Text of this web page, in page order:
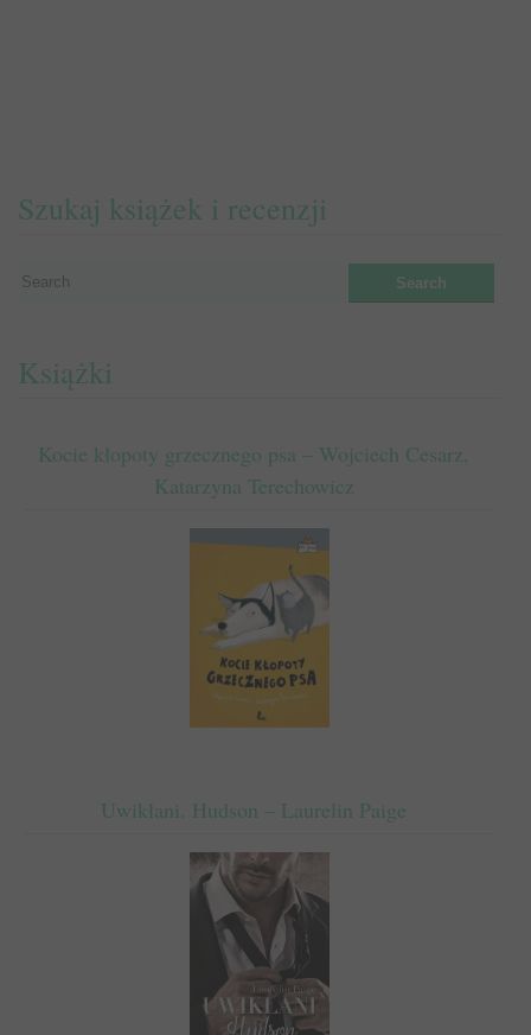
Szukaj książek i recenzji
Książki
Kocie kłopoty grzecznego psa – Wojciech Cesarz,
Katarzyna Terechowicz
Uwikłani. Hudson – Laurelin Paige